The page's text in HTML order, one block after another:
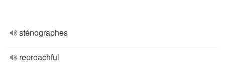
sténographes
reproachful